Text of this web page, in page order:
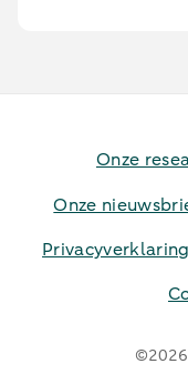
Onze
Onze
Privacyverklaring
©2026